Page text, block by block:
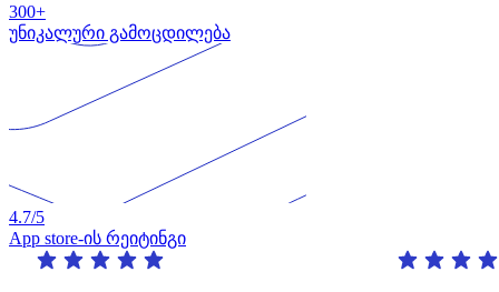
300+
უნიკალური გამოცდილება
4.7/5
App store-ის რეიტინგი